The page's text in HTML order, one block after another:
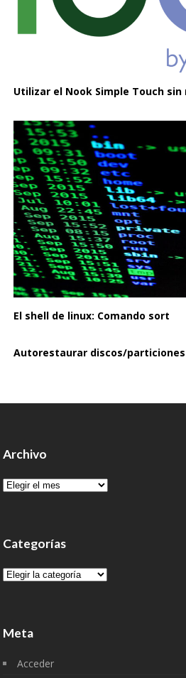
Utilizar el Nook Simple Touch
El shell de linux: Comando sort
Autorestaurar discos/
Archivo
Archivo
Categorías
Categorías
Meta
Acceder